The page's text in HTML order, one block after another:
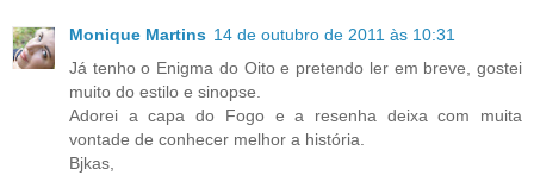
Monique Martins 14 de outubro de 2011 às 10:31
Já tenho o Enigma do Oito e pretendo ler em breve, gostei
muito do estilo e sinopse.
Adorei a capa do Fogo e a resenha deixa com muita
vontade de conhecer melhor a história.
Bjkas,